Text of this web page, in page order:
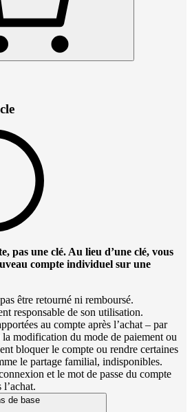
pas une clé. Au lieu d’une clé, vous
compte individuel sur une
être retourné ni remboursé.
responsable de son utilisation.
au compte après l’achat – par
modification du mode de paiement ou
bloquer le compte ou rendre certaines
le partage familial, indisponibles.
et le mot de passe du compte
de base